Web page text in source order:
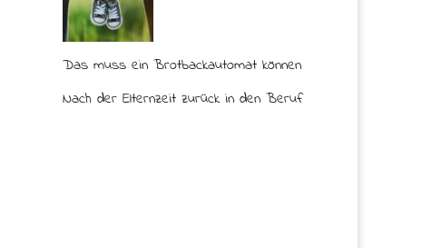
Das muss ein Brotbackautomat können
Nach der Elternzeit zurück in den Beruf